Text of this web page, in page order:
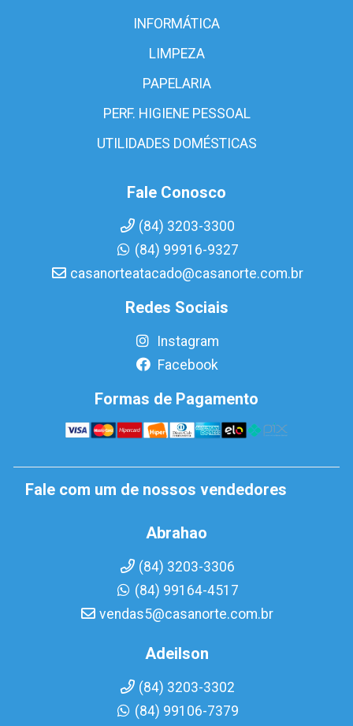
INFORMÁTICA
LIMPEZA
PAPELARIA
PERF. HIGIENE PESSOAL
UTILIDADES DOMÉSTICAS
Fale Conosco
(84) 3203-3300
(84) 99916-9327
casanorteatacado@casanorte.com.br
Redes Sociais
Instagram
Facebook
Formas de Pagamento
Fale com um de nossos vendedores
Abrahao
(84) 3203-3306
(84) 99164-4517
vendas5@casanorte.com.br
Adeilson
(84) 3203-3302
(84) 99106-7379